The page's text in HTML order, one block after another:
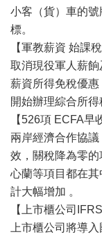
小客（貨）車的
標。
【軍教薪資 始課稅
取消現役軍人薪
薪資所得免稅優
開始辦理綜合所得
【526項 ECFA早
兩岸經濟合作協
效，關稅降為零
心蘭等項目都在
計大幅增加 。
【上市櫃公司
上市櫃公司將導